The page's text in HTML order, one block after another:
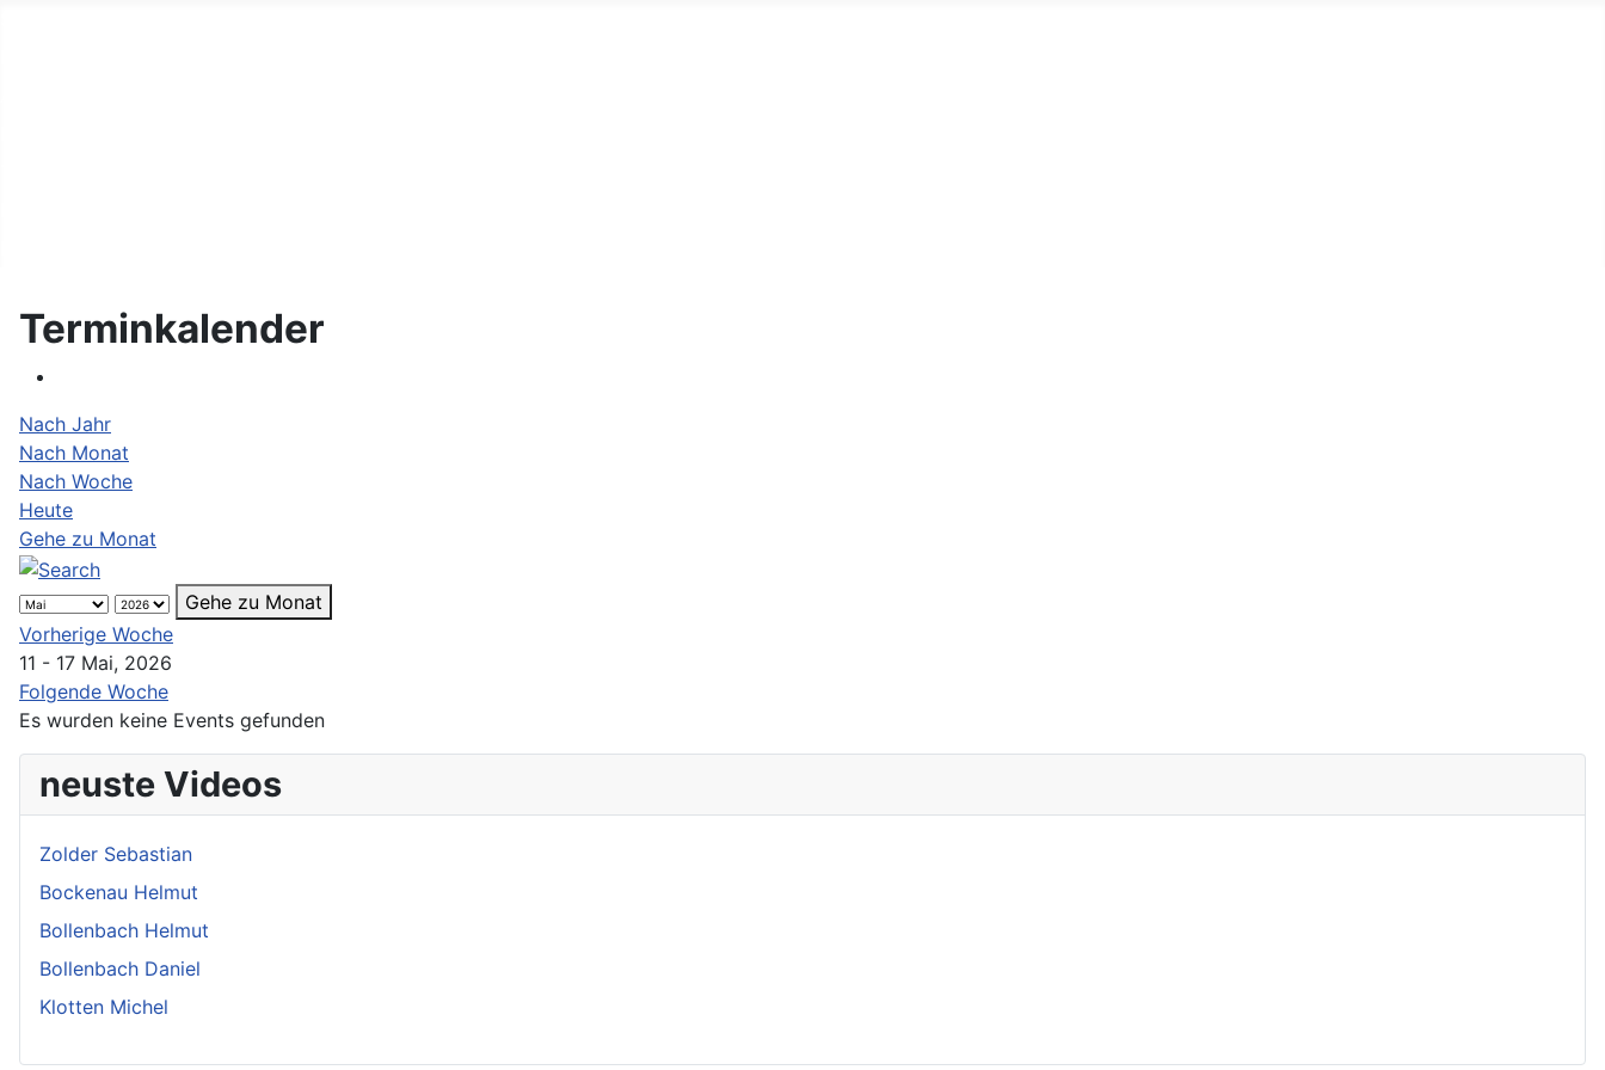
Terminkalender
Nach Jahr
Nach Monat
Nach Woche
Heute
Gehe zu Monat
Gehe zu Monat
Vorherige Woche
11 - 17 Mai, 2026
Folgende Woche
Es wurden keine Events gefunden
neuste Videos
Zolder Sebastian
Bockenau Helmut
Bollenbach Helmut
Bollenbach Daniel
Klotten Michel